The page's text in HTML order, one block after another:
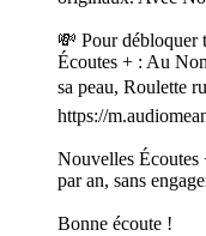
💸 Pour débloquer
Écoutes + : Au
sa peau, Roulette
https://
Nouvelles Écoutes
par an, sans
Bonne écoute !